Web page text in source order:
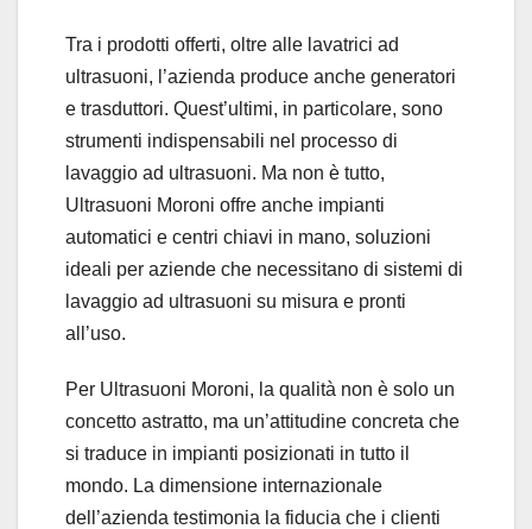
Tra i prodotti offerti, oltre alle lavatrici ad
ultrasuoni, l’azienda produce anche generatori
e trasduttori. Quest’ultimi, in particolare, sono
strumenti indispensabili nel processo di
lavaggio ad ultrasuoni. Ma non è tutto,
Ultrasuoni Moroni offre anche impianti
automatici e centri chiavi in mano, soluzioni
ideali per aziende che necessitano di sistemi di
lavaggio ad ultrasuoni su misura e pronti
all’uso.
Per Ultrasuoni Moroni, la qualità non è solo un
concetto astratto, ma un’attitudine concreta che
si traduce in impianti posizionati in tutto il
mondo. La dimensione internazionale
dell’azienda testimonia la fiducia che i clienti